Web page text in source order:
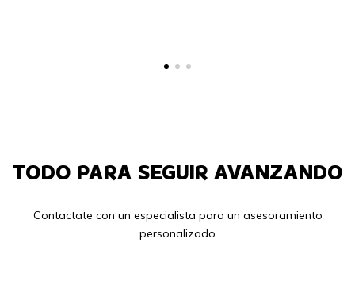
TODO PARA SEGUIR AVANZANDO
Contactate con un especialista para un asesoramiento
personalizado